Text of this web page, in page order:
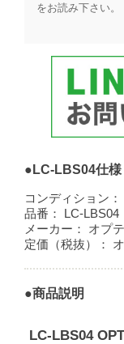
をお読み下さい。​
●LC-LBS04仕様
コンディション：
品番：
LC-LBS04
メーカー：
オプ
定価（税抜）：
●商品説明
LC-LBS04